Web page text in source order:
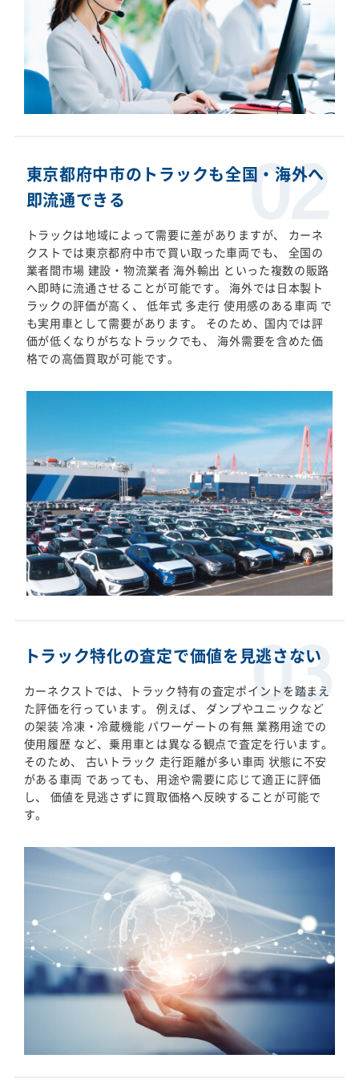
東京都府中市のトラックも全国・海外へ
即流通できる
トラックは地域によって需要に差がありますが、 カーネ
クストでは東京都府中市で買い取った車両でも、 全国の
業者間市場 建設・物流業者 海外輸出 といった複数の販路
へ即時に流通させることが可能です。 海外では日本製ト
ラックの評価が高く、 低年式 多走行 使用感のある車両 で
も実用車として需要があります。 そのため、国内では評
価が低くなりがちなトラックでも、 海外需要を含めた価
格での高価買取が可能です。
トラック特化の査定で価値を見逃さない
カーネクストでは、トラック特有の査定ポイントを踏まえ
た評価を行っています。 例えば、 ダンプやユニックなど
の架装 冷凍・冷蔵機能 パワーゲートの有無 業務用途での
使用履歴 など、乗用車とは異なる観点で査定を行います。
そのため、 古いトラック 走行距離が多い車両 状態に不安
がある車両 であっても、用途や需要に応じて適正に評価
し、 価値を見逃さずに買取価格へ反映することが可能で
す。